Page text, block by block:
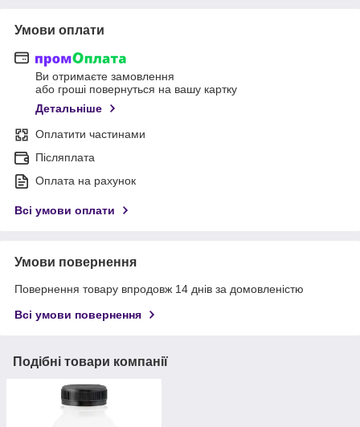
Умови оплати
Ви отримаєте замовлення
або гроші повернуться на вашу картку
Детальніше
Оплатити частинами
Післяплата
Оплата на рахунок
Всі умови оплати
Умови повернення
Повернення товару впродовж 14 днів за домовленістю
Всі умови повернення
Подібні товари компанії